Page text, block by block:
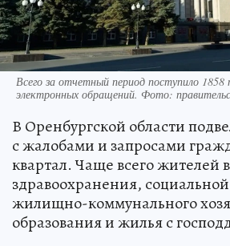
Всего за отчетный период поступило 1858
электронных обращений. Фото:
В Оренбургской области
с жалобами и запросами
квартал. Чаще всего жителей
здравоохранения,
жилищно-коммунального
образования и жилья с